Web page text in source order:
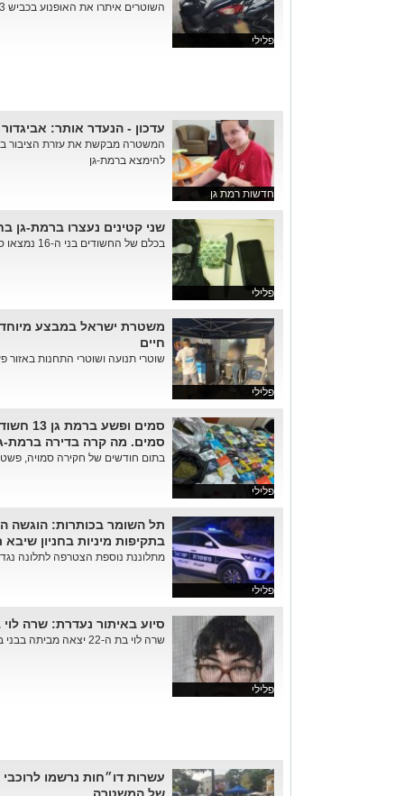
פלילי
השוטרים איתרו את האופנוע בכביש 443
חדשות רמת גן
עדכון - הנעדר אותר: אביגדור רוזנסון,
המשטרה מבקשת את עזרת הציבור
להימצא ברמת-גן
פלילי
שני קטינים נעצרו ברמת-גן
בכלם של החשודים בני ה-16 נמצאו סכין, סמים ומסכת סקי
פלילי
משטרת ישראל במבצע מיוחד
חיים
שוטרי תנועה ושוטרי התחנות באזור
פלילי
סמים. מה קרה בדירה ברמת-
בתום חודשים של חקירה סמויה,
פלילי
תל השומר בכותרות: הוגשה
בתקיפות מיניות בחניון
מתלוננת נוספת הצטרפה לתלונה
פלילי
סיוע באיתור נעדרת: שרה לוי
שרה לוי בת ה-22 יצאה מביתה בבני ברק ביום ג׳ ומאז נעלמו עקבותיה
עשרות דו״חות נרשמו